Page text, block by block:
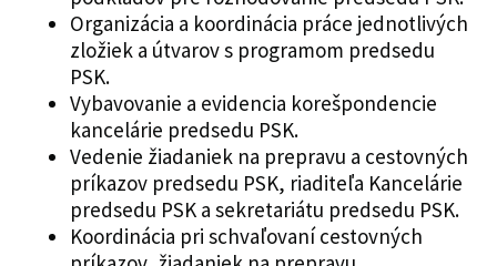
Organizácia a koordinácia práce jednotlivých
zložiek a útvarov s programom predsedu
PSK.
Vybavovanie a evidencia korešpondencie
kancelárie predsedu PSK.
Vedenie žiadaniek na prepravu a cestovných
príkazov predsedu PSK, riaditeľa Kancelárie
predsedu PSK a sekretariátu predsedu PSK.
Koordinácia pri schvaľovaní cestovných